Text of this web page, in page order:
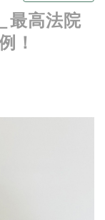
最高法院
！